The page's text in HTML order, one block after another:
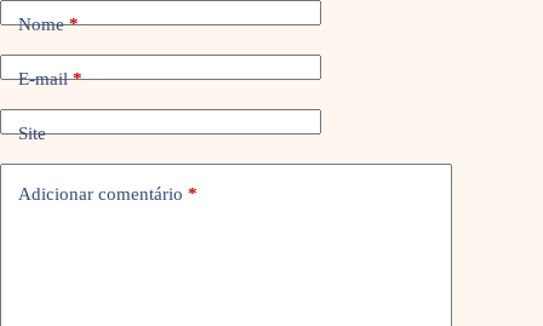
Nome*
E-mail*
Site
Adicionar comentário *